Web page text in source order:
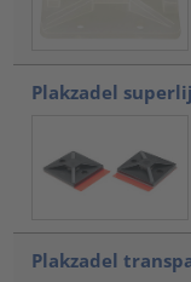
Plakzadel
Plakzadel